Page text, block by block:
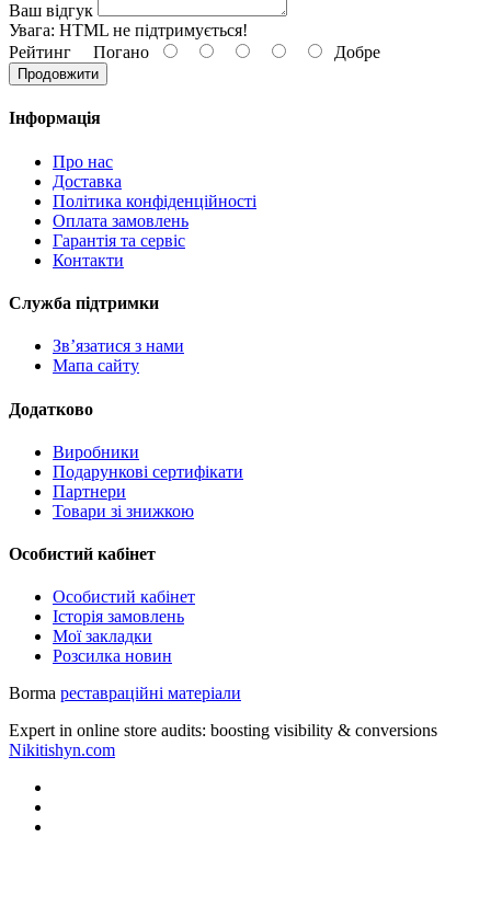
Ваш відгук
Увага: HTML не підтримується!
Рейтинг Погано Добре
Продовжити
Інформація
Про нас
Доставка
Політика конфіденційності
Оплата замовлень
Гарантія та сервіс
Контакти
Служба підтримки
Зв’язатися з нами
Мапа сайту
Додатково
Виробники
Подарункові сертифікати
Партнери
Товари зі знижкою
Особистий кабінет
Особистий кабінет
Історія замовлень
Мої закладки
Розсилка новин
Borma реставраційні матеріали
Expert in online store audits: boosting visibility & conversions
Nikitishyn.com